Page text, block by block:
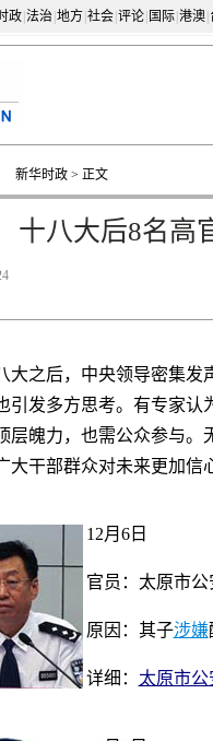
政|法治|地方|社会|评论| 国际|港澳|
新华时政> 正文
十八大后8名高
大之后，中央领导密集发
引发多方思考。有专家
层魄力，也需公众参与
大干部群众对未来更加信
12月6日
官员：太原市
原因：其子涉嫌
详细： 太原市